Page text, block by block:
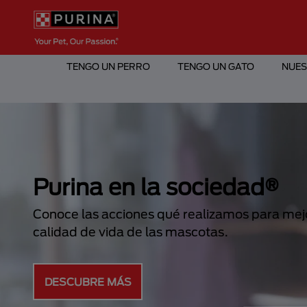
Pasar al contenido principal
Menú Secundario Purina
Menú Principal Purina
TENGO UN PERRO TENGO UN GATO